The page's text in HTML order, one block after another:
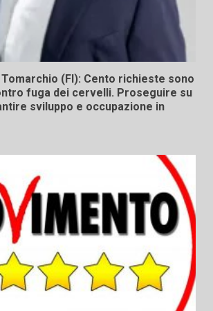
(FI): Cento richieste sono
fuga dei cervelli. Proseguire su
sviluppo e occupazione in